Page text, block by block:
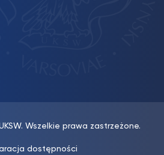
Wszelkie prawa zastrzeżone.
dostępności